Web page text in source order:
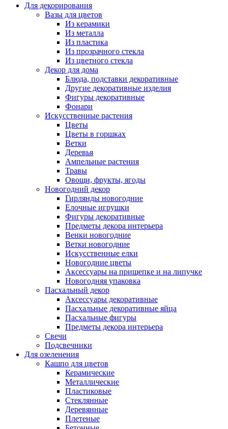
Для декорирования
Вазы для цветов
Из керамики
Из металла
Из пластика
Из прозрачного стекла
Из цветного стекла
Декор для дома
Блюда, подставки декоративные
Другие декоративные изделия
Фигуры декоративные
Фонари
Искусственные растения
Цветы
Цветы в горшках
Ветки
Деревья
Ампельные растения
Травы
Овощи, фрукты, ягоды
Новогодний декор
Гирлянды новогодние
Елочные игрушки
Фигуры декоративные
Предметы декора интерьера
Венки новогодние
Ветки новогодние
Искусственные елки
Новогодние цветы
Аксессуары на прищепке и на липучке
Новогодняя упаковка
Пасхальный декор
Аксессуары декоративные
Пасхальные декоративные яйца
Пасхальные фигуры
Предметы декора интерьера
Свечи
Подсвечники
Для озеленения
Кашпо для цветов
Керамические
Металлические
Пластиковые
Стеклянные
Деревянные
Плетеные